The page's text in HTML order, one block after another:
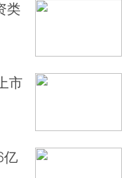
类
市
亿